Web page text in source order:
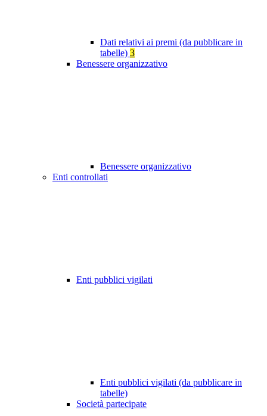
Dati relativi ai premi (da pubblicare in
tabelle) 3
Benessere organizzativo
Benessere organizzativo
Enti controllati
Enti pubblici vigilati
Enti pubblici vigilati (da pubblicare in
tabelle)
Società partecipate